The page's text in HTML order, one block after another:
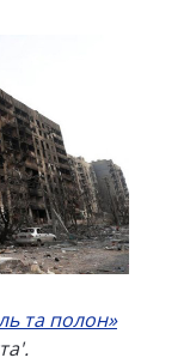
та полон»